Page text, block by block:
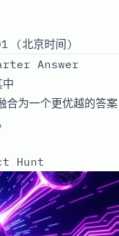
(北京时间)
Answer
为一个更优越的答案
Hunt